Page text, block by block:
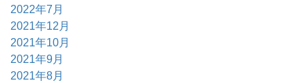
2022年7月
2021年12月
2021年10月
2021年9月
2021年8月